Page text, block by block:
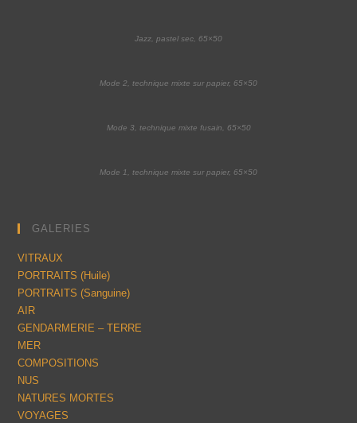
Jazz, pastel sec, 65×50
Mode 2, technique mixte sur papier, 65×50
Mode 3, technique mixte fusain, 65×50
Mode 1, technique mixte sur papier, 65×50
GALERIES
VITRAUX
PORTRAITS (Huile)
PORTRAITS (Sanguine)
AIR
GENDARMERIE – TERRE
MER
COMPOSITIONS
NUS
NATURES MORTES
VOYAGES